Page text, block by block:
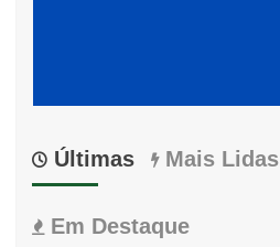
Últimas Mais Lidas
Em Destaque